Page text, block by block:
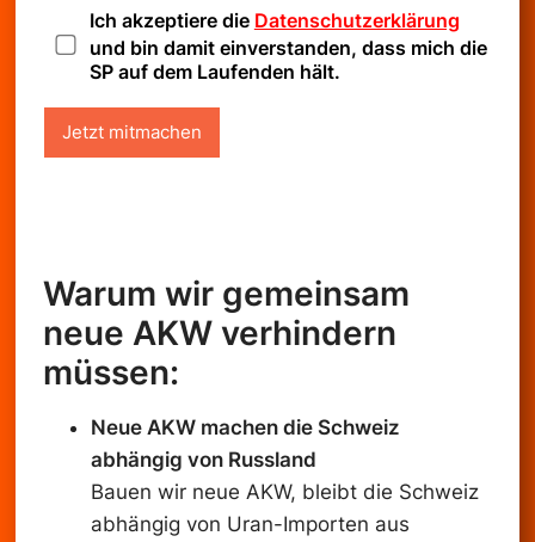
n
c
-
C
h
e
c
Ich akzeptiere die Datenschutzerklärung
und bin damit einverstanden, dass mich die
SP auf dem Laufenden hält.
Jetzt mitmachen
Warum wir gemeinsam
neue AKW verhindern
müssen:
Neue AKW machen die Schweiz
abhängig von Russland
Bauen wir neue AKW, bleibt die Schweiz
abhängig von Uran-Importen aus